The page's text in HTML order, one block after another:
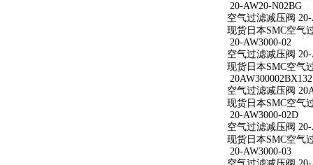
20-AW20-N02BG
空气过滤减压阀
现货日本SMC空气
20-AW3000-02
空气过滤减压阀 20-
现货日本SMC空气
20AW300002BX132
空气过滤减压阀
现货日本SMC空气
20-AW3000-02D
空气过滤减压阀 20-
现货日本SMC空气
20-AW3000-03